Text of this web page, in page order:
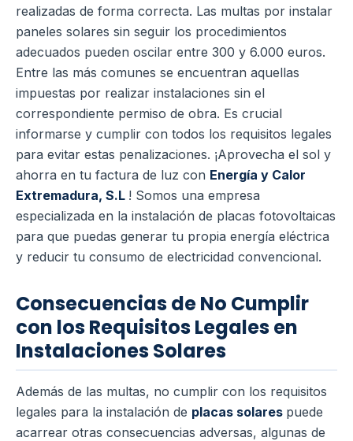
realizadas de forma correcta. Las multas por instalar
paneles solares sin seguir los procedimientos
adecuados pueden oscilar entre 300 y 6.000 euros.
Entre las más comunes se encuentran aquellas
impuestas por realizar instalaciones sin el
correspondiente permiso de obra. Es crucial
informarse y cumplir con todos los requisitos legales
para evitar estas penalizaciones. ¡Aprovecha el sol y
ahorra en tu factura de luz con Energía y Calor
Extremadura, S.L ! Somos una empresa
especializada en la instalación de placas fotovoltaicas
para que puedas generar tu propia energía eléctrica
y reducir tu consumo de electricidad convencional.
Consecuencias de No Cumplir
con los Requisitos Legales en
Instalaciones Solares
Además de las multas, no cumplir con los requisitos
legales para la instalación de placas solares puede
acarrear otras consecuencias adversas, algunas de